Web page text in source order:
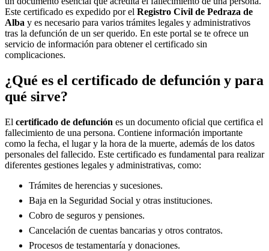
Este certificado es expedido por el Registro Civil de Pedraza de
Alba y es necesario para varios trámites legales y administrativos
tras la defunción de un ser querido. En este portal se te ofrece un
servicio de información para obtener el certificado sin
complicaciones.
¿Qué es el certificado de defunción y para
qué sirve?
El certificado de defunción es un documento oficial que certifica el
fallecimiento de una persona. Contiene información importante
como la fecha, el lugar y la hora de la muerte, además de los datos
personales del fallecido. Este certificado es fundamental para realizar
diferentes gestiones legales y administrativas, como:
Trámites de herencias y sucesiones.
Baja en la Seguridad Social y otras instituciones.
Cobro de seguros y pensiones.
Cancelación de cuentas bancarias y otros contratos.
Procesos de testamentaría y donaciones.